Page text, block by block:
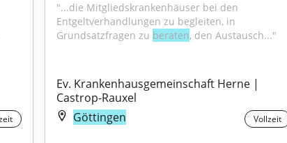
"...die Mitgliedskrankenhäuser bei den
Entgeltverhandlungen zu begleiten, in
Grundsatzfragen zu beraten, den Austausch..."
Ev. Krankenhausgemeinschaft Herne |
Castrop-Rauxel
Göttingen
Vollzeit